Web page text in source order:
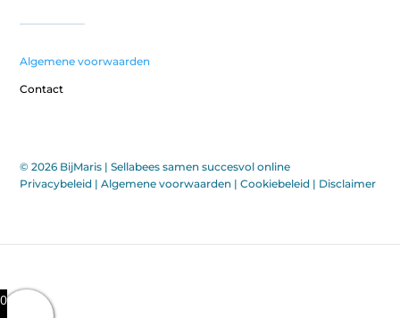
Algemene voorwaarden
Contact
© 2026 BijMaris |Sellabees samen succesvol online
Privacybeleid |Algemene voorwaarden |Cookiebeleid | Disclaimer
0